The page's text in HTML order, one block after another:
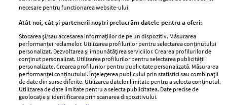
GSP
Unica
Baby
Retete
femei
Viva
Avantaje
Retete practice
Pariază responsabil! Decizia ONJN nr. 821/25.09.2025.
necesare pentru functionarea website-ului.
Atât noi, cât și partenerii noștri prelucrăm datele pentru a oferi:
Stocarea și/sau accesarea informațiilor de pe un dispozitiv. Măsurarea
performanței reclamelor. Utilizarea profilurilor pentru selectarea conținutului
personalizat. Dezvoltarea și îmbunătățirea serviciilor. Crearea profilurilor de
conținut personalizat. Utilizarea profilurilor pentru selectarea publicității
personalizate. Crearea profilurilor pentru publicitate personalizată. Măsurarea
performanței conținutului. Înțelegerea publicului prin statistici sau combinații
de date din surse diferite. Utilizarea datelor limitate pentru a selecta conținutul.
Utilizarea de date limitate pentru a selecta publicitatea. Date precise de
geolocație și identificarea prin scanarea dispozitivului.